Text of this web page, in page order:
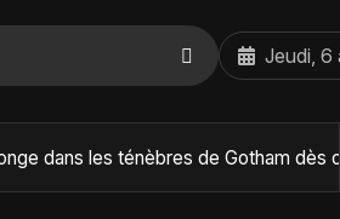
Jeudi, 6
The Batman : Part II – Robert Pattinson replonge dans les ténèbres de Gotham dès octobre 2027